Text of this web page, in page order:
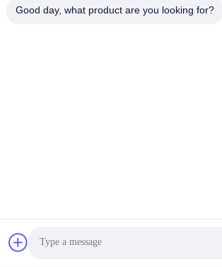
우리 주소
개인정보 보호 정책
Good day, what product are you looking for?